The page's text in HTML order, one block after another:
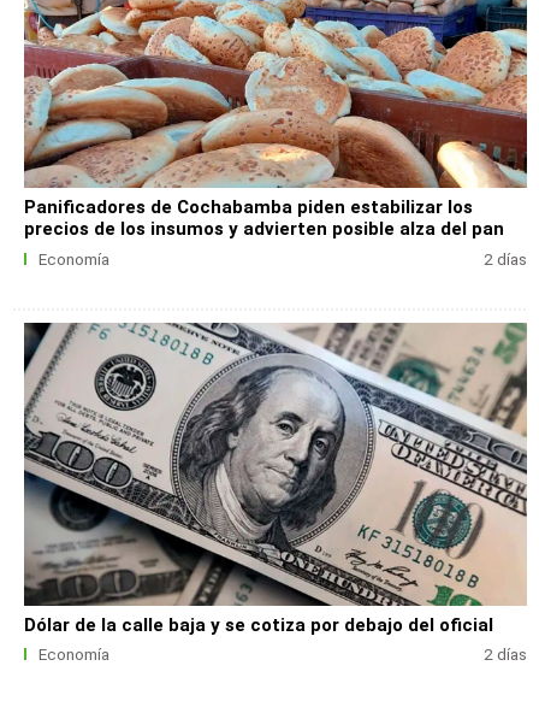
Panificadores de Cochabamba piden estabilizar los
precios de los insumos y advierten posible alza del pan
Economía 2 días
Dólar de la calle baja y se cotiza por debajo del oficial
Economía 2 días